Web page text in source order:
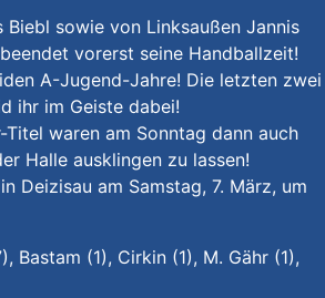
sowie von Linksaußen Jannis
vorerst seine Handballzeit!
A-Jugend-Jahre! Die letzten zwei
ihr im Geiste dabei!
waren am Sonntag dann auch
Halle ausklingen zu lassen!
Deizisau am Samstag, 7. März, um
Bastam (1), Cirkin (1), M. Gähr (1),